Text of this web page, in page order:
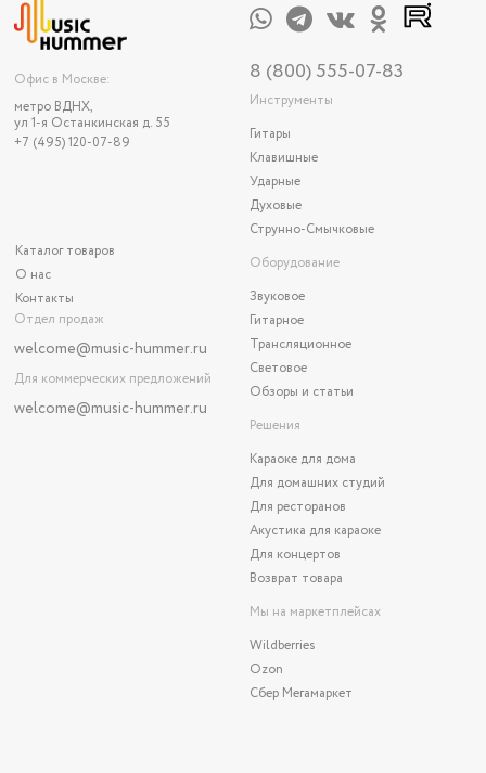
Офис в Москве:
метро ВДНХ,
ул 1-я Останкинская д. 55
+7 (495) 120-07-89
Каталог товаров
О нас
Контакты
Отдел продаж
welcome@music-hummer.ru
Для коммерческих предложений
welcome@music-hummer.ru
8 (800) 555-07-83
Инструменты
Гитары
Клавишные
Ударные
Духовые
Струнно-Смычковые
Оборудование
Звуковое
Гитарное
Трансляционное
Световое
Обзоры и статьи
Решения
Караоке для дома
Для домашних студий
Для ресторанов
Акустика для караоке
Для концертов
Возврат товара
Мы на маркетплейсах
Wildberries
Ozon
Сбер Мегамаркет